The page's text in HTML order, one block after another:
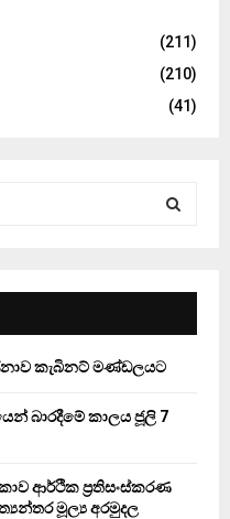
(211)
(210)
(41)
E
A
කැබිනට් මණ්ඩලයට
බාරදීමේ කාලය ජූලි 7
ආර්ථික ප්‍රතිසංස්කරණ
මූල්‍ය අරමුදල